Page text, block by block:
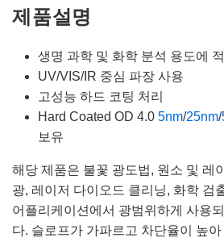
제품설명
생명 과학 및 화학 분석 용도에
UV/VIS/IR 중심 파장 사용
고성능 하드 코팅 처리
Hard Coated OD 4.0 5nm/25nm/
보유
해당 제품은 불꽃 광도법, 원소 및 레
광, 레이저 다이오드 클리닝, 화학 검
어플리케이션에서 광범위하게 사용
다. 슬로프가 가파르고 차단율이 높아